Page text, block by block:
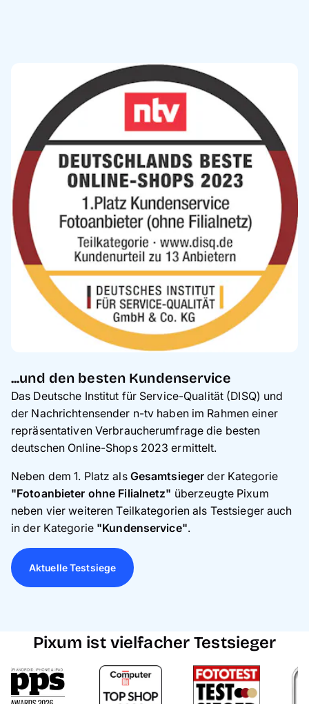
...und den besten Kundenservice
Das Deutsche Institut für Service-Qualität (DISQ) und
der Nachrichtensender n-tv haben im Rahmen einer
repräsentativen Verbraucherumfrage die besten
deutschen Online-Shops 2023 ermittelt.
Neben dem 1. Platz als Gesamtsiegerder Kategorie
"Fotoanbieter ohne Filialnetz" überzeugte Pixum
neben vier weiteren Teilkategorien als Testsieger auch
in der Kategorie "Kundenservice".
Aktuelle Testsiege
Pixum ist vielfacher Testsieger